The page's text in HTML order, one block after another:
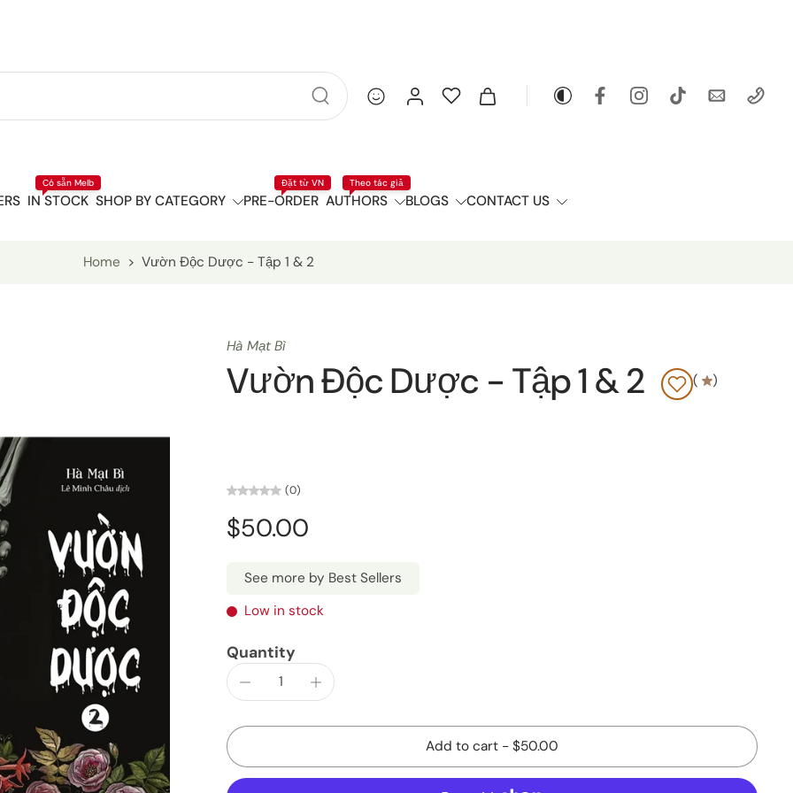
IN STOCK
Có sẵn Melb
SHOP BY CATEGORY PRE-ORDER
Đặt từ VN
AUTHORS
Theo tác giả
BLOGS CONTACT US
Home > Vườn Độc Dược - Tập 1 & 2
Hà Mạt Bì
Vườn Độc Dược - Tập 1 & 2 ( )
(0)
$50.00
See more by Best Sellers
Low in stock
Quantity
Add to cart - $50.00